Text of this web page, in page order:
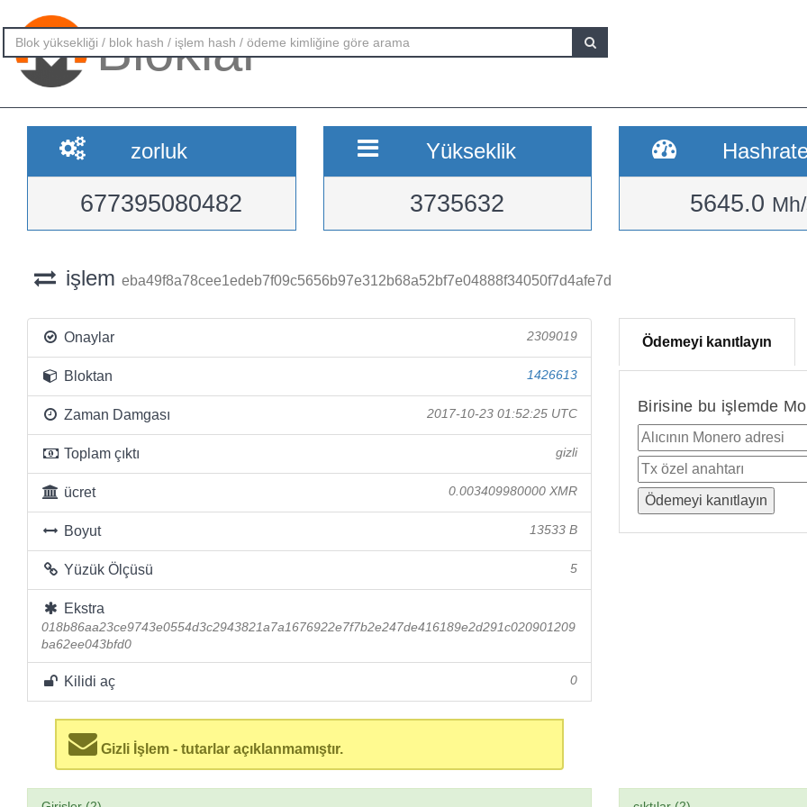
Bloklar
zorluk
677395080482
Yükseklik
3735632 5645.0
işlem eba49f8a78cee1edeb7f09c5656b97e312b68a52bf7e04888f34050f7d4afe7d
Onaylar 2309019
Bloktan 1426613
Zaman Damgası 2017-10-23 01:52:25 UTC
Toplam çıktı gizli
ücret 0.003409980000 XMR
Boyut 13533 B
Yüzük Ölçüsü 5
Ekstra
018b86aa23ce9743e0554d3c2943821a7a1676922e7f7b2e247de416189e2d291c020901209
ba62ee043bfd0
Kilidi aç 0
Gizli İşlem - tutarlar açıklanmamıştır.
Ödemeyi kanıtlayın
Birisine bu işlemde